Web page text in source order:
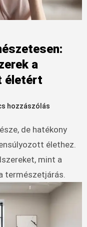
a
életért
hozzászólás
élethez.
mint a
természetjárás.